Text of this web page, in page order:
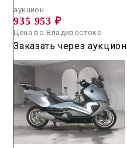
аукцион
935 953 ₽
Цена во Владивостоке
Заказать через аукцион